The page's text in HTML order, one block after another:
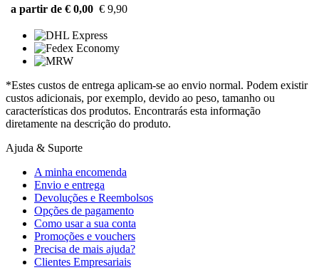
a partir de € 0,00 € 9,90
*Estes custos de entrega aplicam-se ao envio normal. Podem existir
custos adicionais, por exemplo, devido ao peso, tamanho ou
características dos produtos. Encontrarás esta informação
diretamente na descrição do produto.
Ajuda & Suporte
A minha encomenda
Envio e entrega
Devoluções e Reembolsos
Opções de pagamento
Como usar a sua conta
Promoções e vouchers
Precisa de mais ajuda?
Clientes Empresariais